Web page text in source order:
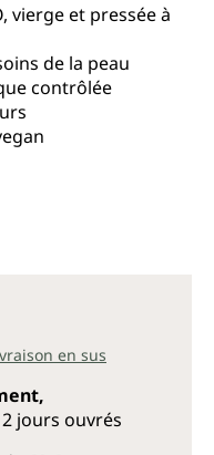
vierge et pressée à
de la peau
contrôlée
en sus
jours ouvrés